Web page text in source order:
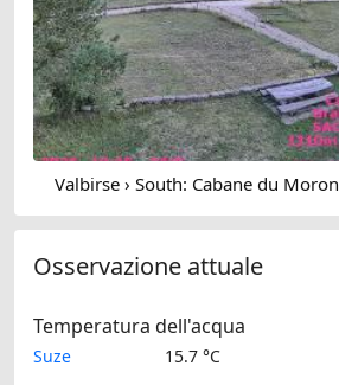
Valbirse › South: Cabane du Moron
Osservazione attuale
Temperatura dell'acqua
Suze 15.7 °C